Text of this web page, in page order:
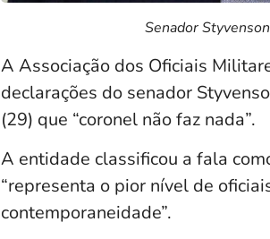
Senador
A Associação dos Oficiais
declarações do senador
(29) que “coronel não faz nada”.
A entidade classificou a fala
“representa o pior nível de
contemporaneidade”.